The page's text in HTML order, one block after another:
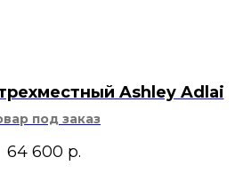
Ashley Adlai
под заказ
64 600 р.